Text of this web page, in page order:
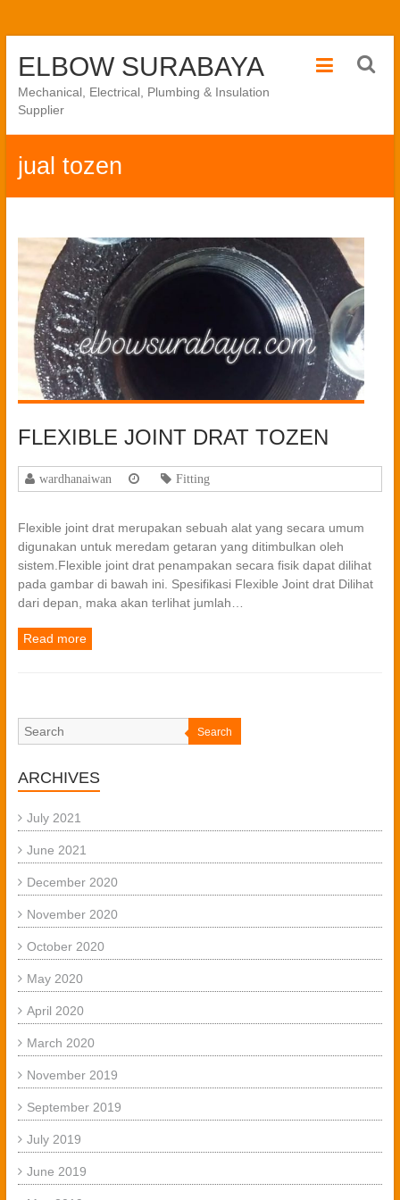
ELBOW SURABAYA
Mechanical, Electrical, Plumbing & Insulation
Supplier
jual tozen
FLEXIBLE JOINT DRAT TOZEN
wardhanaiwan Fitting
Flexible joint drat merupakan sebuah alat yang secara umum
digunakan untuk meredam getaran yang ditimbulkan oleh
sistem.Flexible joint drat penampakan secara fisik dapat dilihat
pada gambar di bawah ini. Spesifikasi Flexible Joint drat Dilihat
dari depan, maka akan terlihat jumlah…
Read more
Search
ARCHIVES
July 2021
June 2021
December 2020
November 2020
October 2020
May 2020
April 2020
March 2020
November 2019
September 2019
July 2019
June 2019